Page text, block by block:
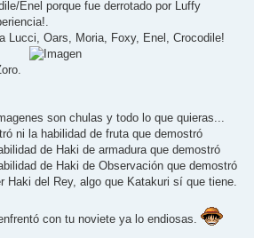
Enel porque fue derrotado por Luffy
Lucci, Oars, Moria, Foxy, Enel, Crocodile!
son chulas y todo lo que quieras...
ni la habilidad de fruta que demostró
de Haki de armadura que demostró
de Haki de Observación que demostró
Haki del Rey, algo que Katakuri sí que tiene.
con tu noviete ya lo endiosas.